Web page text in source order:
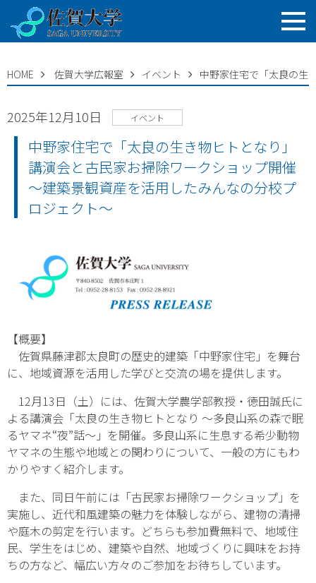
HOME 佐賀大学広報室 イベント 中野家住宅で「太良の生
2025年12月10日 イベント
中野家住宅で「太良の生き物ヒトとなり」
講演会と古民家お掃除ワークショップ開催
～建築景観資産を活用したみんなの分校プ
ロジェクト～
【概要】
佐賀県藤津郡太良町の歴史的建築「中野家住宅」を舞台
に、地域資源を活用した学びと交流の場を提供します。
12月13日（土）には、佐賀大学農学部教授・徳田誠氏に
よる講演会「太良の生き物ヒトとなり ～多良山系の森で眠
るヤマネ“夜”話～」を開催。多良山系に生息する希少動物
ヤマネの生態や地域との関わりについて、一般の方にもわ
かりやすく紹介します。
また、同日午前には「古民家お掃除ワークショップ」を
実施し、近代和風建築の魅力を体験しながら、建物の清掃
や庭木の剪定を行います。どちらも参加費無料で、地域住
民、学生をはじめ、建築や自然、地域づくりに興味をお持
ちの方など、幅広い方々のご参加をお待ちしています。